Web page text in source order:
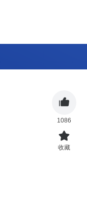
1086
收藏